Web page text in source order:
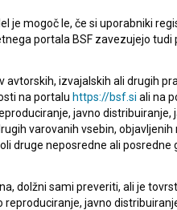
je mogoč le, če si uporabniki
portala BSF zavezujejo tudi
izvajalskih ali drugih
na portalu https://bsf.si ali na
javno distribuiranje,
varovanih vsebin,
druge neposredne ali posredne
dolžni sami preveriti, ali je
javno